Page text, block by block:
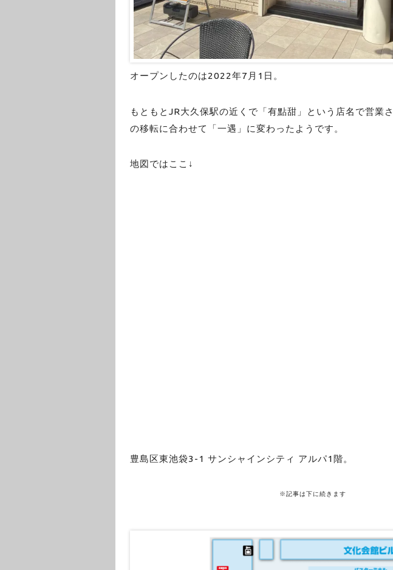
オープンしたのは2022年7月1日。
もともとJR大久保駅の近くで「有點甜」という店名で営業
の移転に合わせて「一遇」に変わったようです。
地図ではここ↓
豊島区東池袋3-1 サンシャインシティ アルパ1階。
※記事は下に続きます